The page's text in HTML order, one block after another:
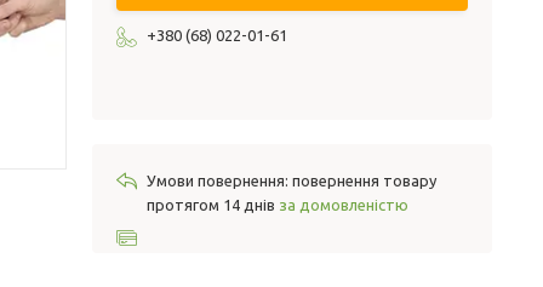
+380 (68) 022-01-61
повернення товару
протягом 14 днів за домовленістю